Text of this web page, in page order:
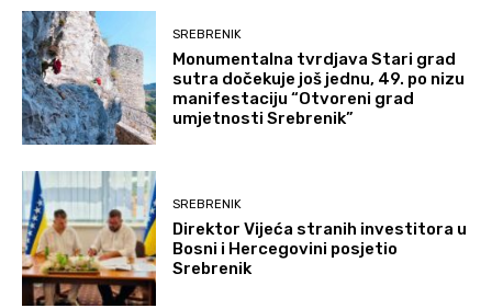
SREBRENIK
Monumentalna tvrdjava Stari grad
sutra dočekuje još jednu, 49. po nizu
manifestaciju “Otvoreni grad
umjetnosti Srebrenik”
SREBRENIK
Direktor Vijeća stranih investitora u
Bosni i Hercegovini posjetio
Srebrenik